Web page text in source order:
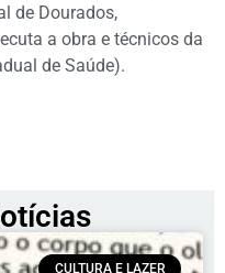
de Dourados,
a obra e técnicos da
de Saúde).
CULTURA E LAZER